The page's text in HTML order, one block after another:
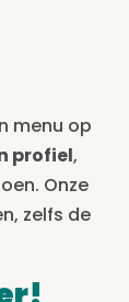
menu op
profiel,
Onze
zelfs de